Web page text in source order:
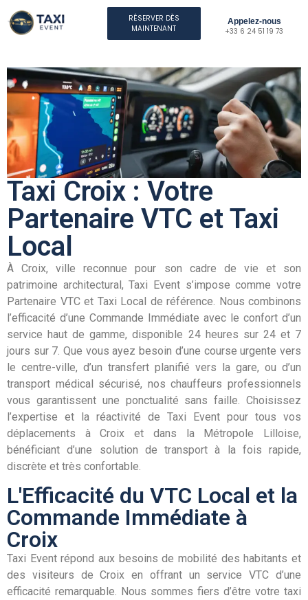
RÉSERVER DÈS
MAINTENANT
Appelez-nous
+33 6 24 51 19 73
Taxi Croix : Votre
Partenaire VTC et Taxi
Local
À Croix, ville reconnue pour son cadre de vie et son
patrimoine architectural, Taxi Event s’impose comme votre
Partenaire VTC et Taxi Local de référence. Nous combinons
l’efficacité d’une Commande Immédiate avec le confort d’un
service haut de gamme, disponible 24 heures sur 24 et 7
jours sur 7. Que vous ayez besoin d’une course urgente vers
le centre-ville, d’un transfert planifié vers la gare, ou d’un
transport médical sécurisé, nos chauffeurs professionnels
vous garantissent une ponctualité sans faille. Choisissez
l’expertise et la réactivité de Taxi Event pour tous vos
déplacements à Croix et dans la Métropole Lilloise,
bénéficiant d’une solution de transport à la fois rapide,
discrète et très confortable.
L'Efficacité du VTC Local et la
Commande Immédiate à
Croix
Taxi Event répond aux besoins de mobilité des habitants et
des visiteurs de Croix en offrant un service VTC d’une
efficacité remarquable. Nous sommes fiers d’être votre taxi